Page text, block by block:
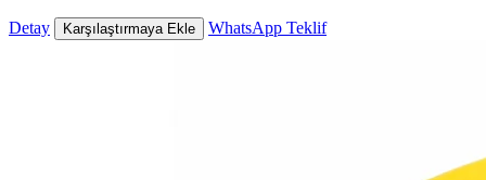
Detay Karşılaştırmaya Ekle WhatsApp Teklif